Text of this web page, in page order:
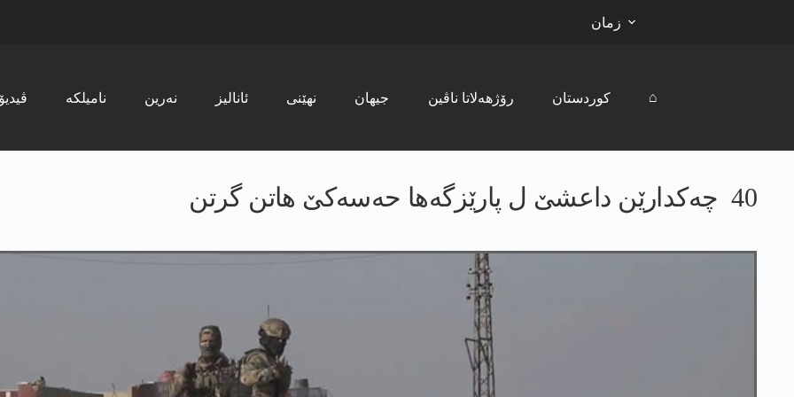
زمان
ڤیدیۆ نامیلکە نەرین ئانالیز نھێنی جیھان رۆژھەلاتا ناڤین کوردستان ⌂
40 چەکدارێن داعشێ ل پارێزگەھا حەسەکێ ھاتن گرتن